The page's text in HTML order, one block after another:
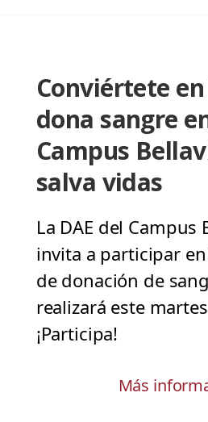
Conviértete
dona sangre
Campus
salva vidas
La DAE del Campus
invita a participar
de donación de
realizará este
¡Participa!
Más